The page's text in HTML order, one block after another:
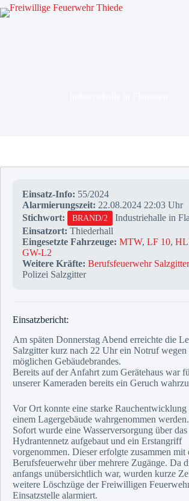
Zum
Inhalt
Einsatz-Info: 55/2024
Alarmierungszeit: 22.08.2024 22:03 Uhr
Stichwort:
BRAND/2
Industriehalle in
Einsatzort: Thiederhall
Eingesetzte Fahrzeuge: MTW, LF 10,
GW-L2
Weitere Kräfte: Berufsfeuerwehr Salzgitter
Polizei Salzgitter
Einsatzbericht:
Am späten Donnerstag Abend erreichte die
Salzgitter kurz nach 22 Uhr ein Notruf wegen
möglichen Gebäudebrandes.
Bereits auf der Anfahrt zum Gerätehaus war
unserer Kameraden bereits ein Geruch
Vor Ort konnte eine starke Rauchentwicklung
einem Lagergebäude wahrgenommen werden.
Sofort wurde eine Wasserversorgung über das
Hydrantennetz aufgebaut und ein Erstangriff
vorgenommen. Dieser erfolgte zusammen mit
Berufsfeuerwehr über mehrere Zugänge. Da
anfangs unübersichtlich war, wurden kurze
weitere Löschzüge der Freiwilligen
Einsatzstelle alarmiert.